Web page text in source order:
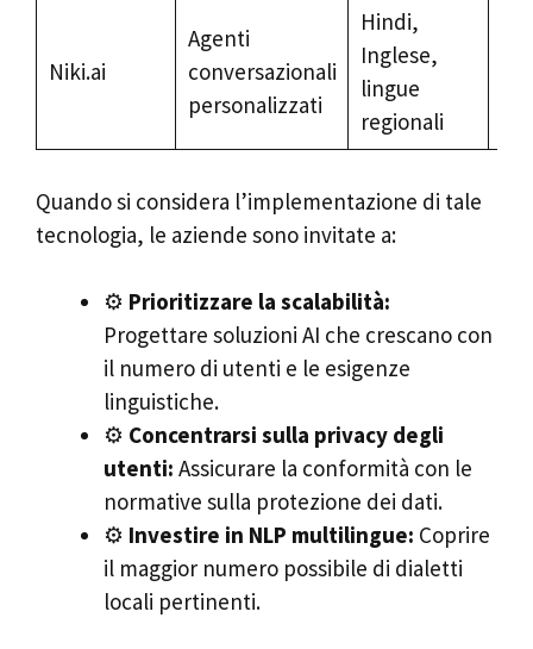
Niki.ai
Agenti
conversazionali
personalizzati
Hindi,
Inglese,
lingue
regionali
Quando si considera l’implementazione di tale
tecnologia, le aziende sono invitate a:
⚙️ Prioritizzare la scalabilità:
Progettare soluzioni AI che crescano con
il numero di utenti e le esigenze
linguistiche.
⚙️ Concentrarsi sulla privacy degli
utenti: Assicurare la conformità con le
normative sulla protezione dei dati.
⚙️ Investire in NLP multilingue: Coprire
il maggior numero possibile di dialetti
locali pertinenti.